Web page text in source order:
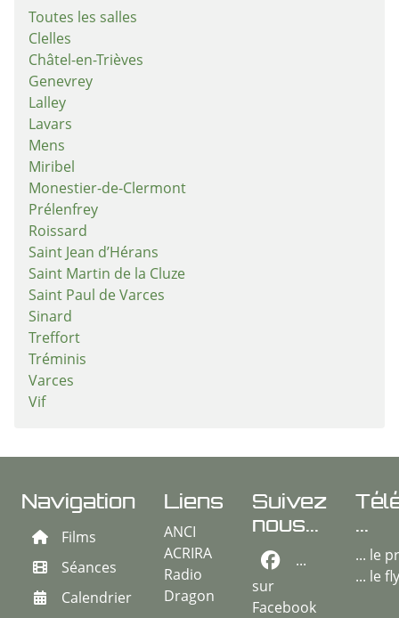
Toutes les salles
Clelles
Châtel-en-Trièves
Genevrey
Lalley
Lavars
Mens
Miribel
Monestier-de-Clermont
Prélenfrey
Roissard
Saint Jean d’Hérans
Saint Martin de la Cluze
Saint Paul de Varces
Sinard
Treffort
Tréminis
Varces
Vif
Navigation
Films
Séances
Calendrier
Liens
ANCI
ACRIRA
Radio
Dragon
Suivez
nous...
...
sur
Facebook
...
... le
... le